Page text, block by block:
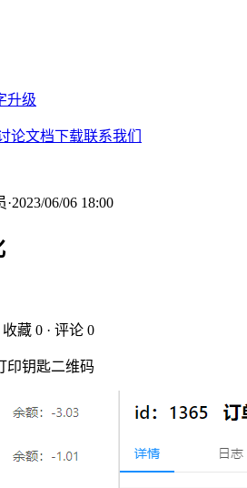
升级
论文档下载联系我们
·2023/06/06 18:00
收藏 0 · 评论 0
印钥匙二维码